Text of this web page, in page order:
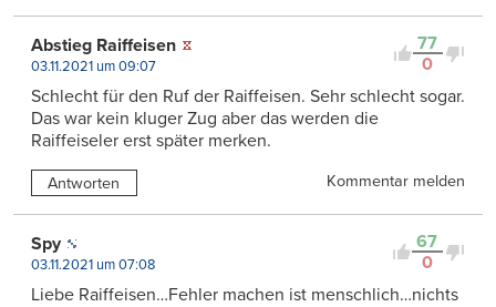
77
0
Abstieg Raiffeisen
03.11.2021 um 09:07
Schlecht für den Ruf der Raiffeisen. Sehr schlecht sogar.
Das war kein kluger Zug aber das werden die
Raiffeiseler erst später merken.
Antworten Kommentar melden
67
0
Spy
03.11.2021 um 07:08
Liebe Raiffeisen…Fehler machen ist menschlich…nichts